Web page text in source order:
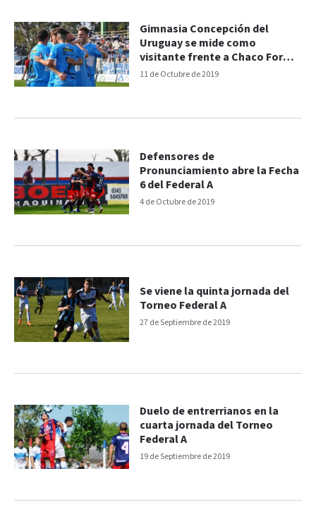
11 de Octubre de 2019
Gimnasia Concepción del
Uruguay se mide como
visitante frente a Chaco For
Ever
4 de Octubre de 2019
Defensores de
Pronunciamiento abre la Fecha
6 del Federal A
27 de Septiembre de 2019
Se viene la quinta jornada del
Torneo Federal A
19 de Septiembre de 2019
Duelo de entrerrianos en la
cuarta jornada del Torneo
Federal A